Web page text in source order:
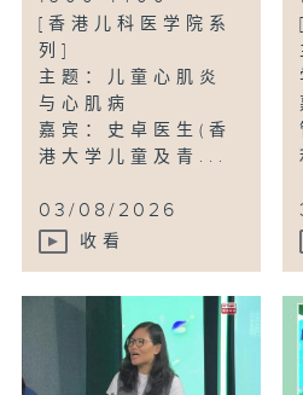
[香港儿科医学院系
列]
主题：儿童心肌炎
与心肌病
嘉宾：史卓医生(香
港大学儿童及青...
03/08/2026
收看